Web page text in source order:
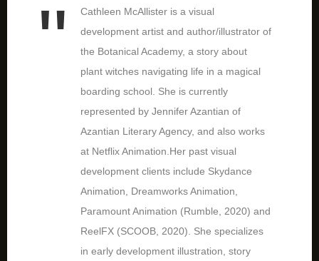
Cathleen McAllister is a visual
development artist and author/illustrator of
the Botanical Academy, a story about
plant witches navigating life in a magical
boarding school. She is currently
represented by Jennifer Azantian of
Azantian Literary Agency, and also works
at Netflix Animation.Her past visual
development clients include Skydance
Animation, Dreamworks Animation,
Paramount Animation (Rumble, 2020) and
ReelFX (SCOOB, 2020). She specializes
in early development illustration, story